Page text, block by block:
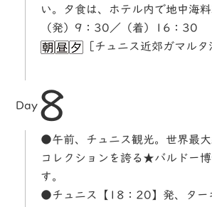
い。夕食は、ホテル内で地中海料
（発）9：30／（着）16：30
［チュニス近郊ガマルタ
Day 8
●午前、チュニス観光。世界最
コレクションを誇る★バルドー
す。
●チュニス【18：20】発、ター